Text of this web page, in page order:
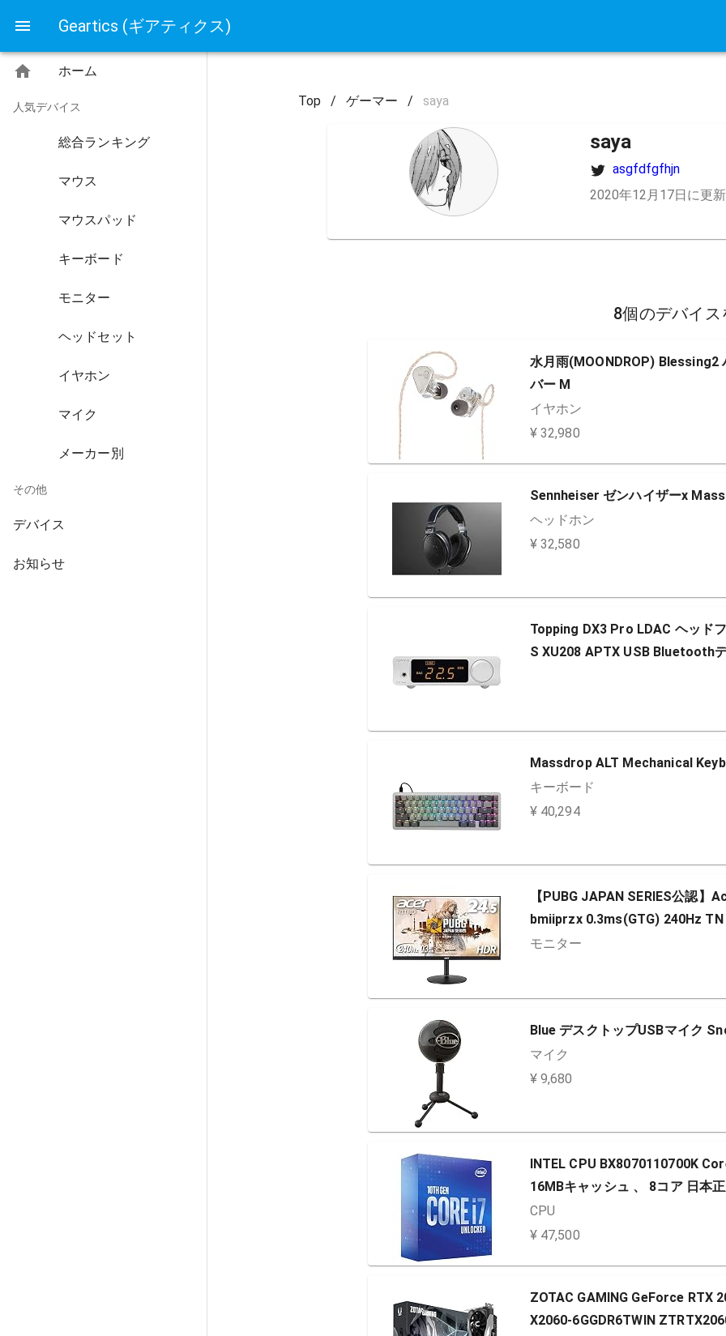
Geartics (ギアティクス)
ホーム
人気デバイス
総合ランキング
マウス
マウスパッド
キーボード
モニター
ヘッドセット
イヤホン
マイク
メーカー別
その他
デバイス
お知らせ
Top / ゲーマー / saya
saya
asgfdfgfhjn
2020年12月17日に更新
8個のデバイス
水月雨(MOONDROP) Blessing2
バー M
イヤホン
¥ 32,980
Sennheiser ゼンハイザーx
ヘッドホン
¥ 32,580
Topping DX3 Pro LDAC ヘッド
S XU208 APTX USB Bluetooth
Massdrop ALT Mechanical
キーボード
¥ 40,294
【PUBG JAPAN SERIES公認
bmiiprzx 0.3ms(GTG) 240Hz
モニター
Blue デスクトップUSBマイク
マイク
¥ 9,680
INTEL CPU BX8070110700K
16MBキャッシュ 、 8コア 日本
CPU
¥ 47,500
ZOTAC GAMING GeForce RTX
X2060-6GGDR6TWIN